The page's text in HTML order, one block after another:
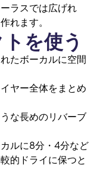
ラスでは広げれ
れます。
を使う
たボーカルに空間
ヤー全体をまとめ
な長めのリバーブ
ルに8分・4分など
的ドライに保つと